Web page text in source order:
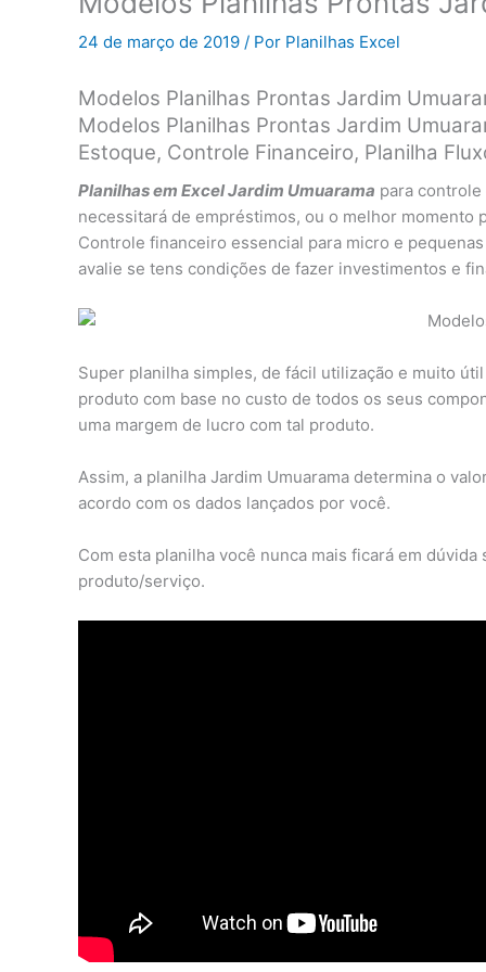
24 de março de 2019 / Por Planilhas Excel
Modelos Planilhas Prontas Jardim
Modelos Planilhas Prontas Jardim
Estoque, Controle Financeiro, Planilha
Planilhas em Excel Jardim Umuarama para controle
necessitará de empréstimos, ou o melhor
Controle financeiro essencial para micro e
avalie se tens condições de fazer investimentos e
Super planilha simples, de fácil utilização e muito
produto com base no custo de todos os seus
uma margem de lucro com tal produto.
Assim, a planilha Jardim Umuarama determina o
acordo com os dados lançados por você.
Com esta planilha você nunca mais ficará em
produto/serviço.